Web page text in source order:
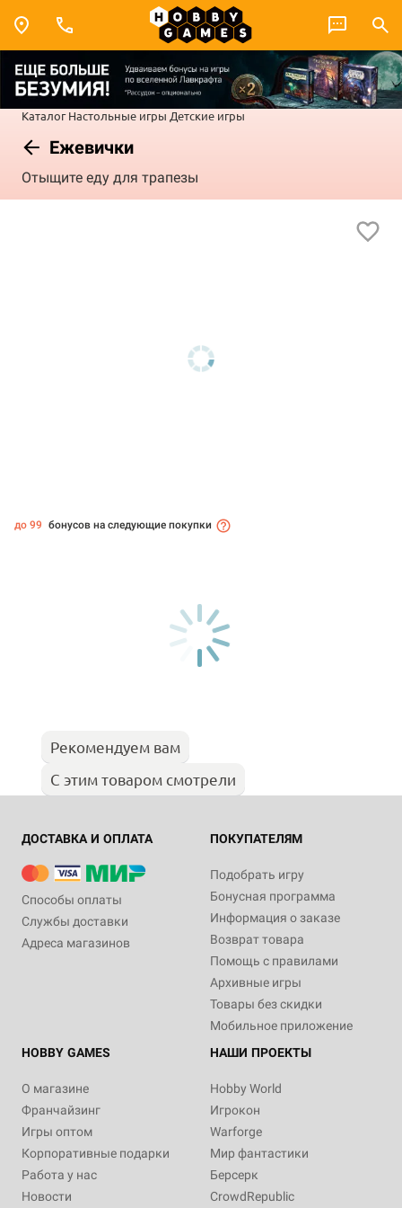
Каталог Настольные игры Детские игры
Ежевички
Отыщите еду для трапезы
до 99 бонусов на следующие покупки
Рекомендуем вам
С этим товаром смотрели
ДОСТАВКА И ОПЛАТА
Способы оплаты
Службы доставки
Адреса магазинов
ПОКУПАТЕЛЯМ
Подобрать игру
Бонусная программа
Информация о заказе
Возврат товара
Помощь с правилами
Архивные игры
Товары без скидки
Мобильное приложение
HOBBY GAMES
О магазине
Франчайзинг
Игры оптом
Корпоративные подарки
Работа у нас
Новости
НАШИ ПРОЕКТЫ
Hobby World
Игрокон
Warforge
Мир фантастики
Берсерк
CrowdRepublic